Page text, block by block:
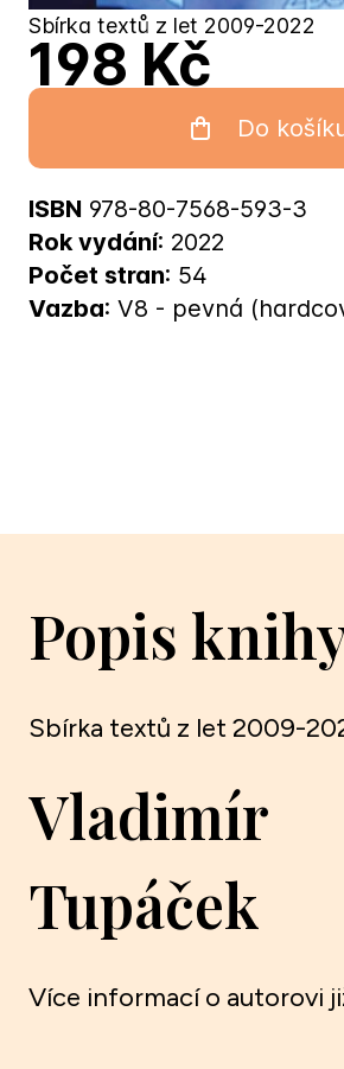
Sbírka textů z let 2009-2022
198 Kč
Do
ISBN 978-80-7568-593-3
Rok vydání: 2022
Počet stran: 54
Vazba: V8 - pevná
Popis
Sbírka textů z let 2009-
Vladimír
Tupáček
Více informací o autorovi